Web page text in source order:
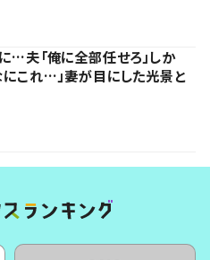
…夫「俺に全部任せろ」しか
にこれ…」妻が目にした光景と